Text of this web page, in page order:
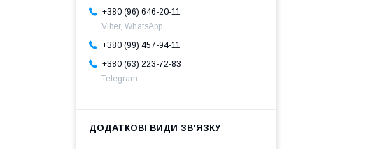
+380 (96) 646-20-11
Viber, WhatsApp
+380 (99) 457-94-11
+380 (63) 223-72-83
Telegram